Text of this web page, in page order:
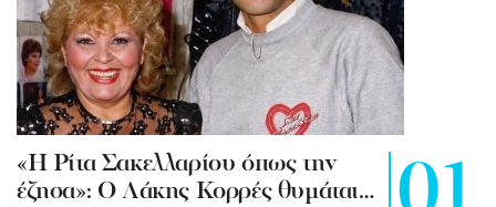
«Η Ρίτα Σακελλαρίου όπως την
έζησα»: Ο Λάκης Κορρές θυμάται…